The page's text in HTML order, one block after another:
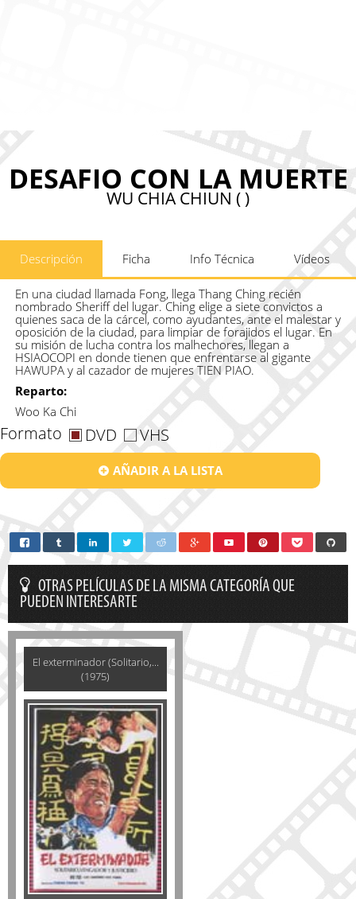
DESAFIO CON LA MUERTE
WU CHIA CHIUN ( )
Descripción Ficha Info Técnica Vídeos
En una ciudad llamada Fong, llega Thang Ching recién
nombrado Sheriff del lugar. Ching elige a siete convictos a
quienes saca de la cárcel, como ayudantes, ante el malestar y
oposición de la ciudad, para limpiar de forajidos el lugar. En
su misión de lucha contra los malhechores, llegan a
HSIAOCOPI en donde tienen que enfrentarse al gigante
HAWUPA y al cazador de mujeres TIEN PIAO.
Reparto:
Woo Ka Chi
Formato DVD VHS
AÑADIR A LA LISTA
OTRAS PELÍCULAS DE LA MISMA CATEGORÍA QUE
PUEDEN INTERESARTE
El exterminador (Solitario,...
(1975)